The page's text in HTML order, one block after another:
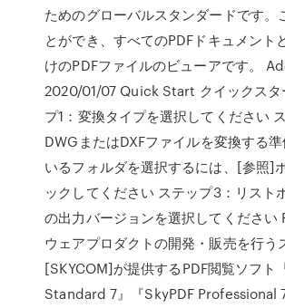
ためのグローバルスタンダードです。
とができ、すべてのPDFドキュメント
けのPDFファイルのビューアです。
2020/01/07 Quick Start クイックスタ
プ1：変換タイプを選択してください
DWGまたはDXFファイルを変換する
いるフォルダを選択するには、[参照]
ックしてください ステップ3：リスト
の出力バージョンを選択してください
ウェアプロダクトの開発・販売を行う
[SKYCOM]が提供するPDF閲覧ソフト
Standard 7』『SkyPDF Professional